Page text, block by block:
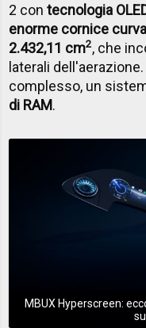
2 contecnologia
enorme cornice
2.432,11 cm2, che
laterali
complesso, un
di RAM.
MBUX Hyperscreen: